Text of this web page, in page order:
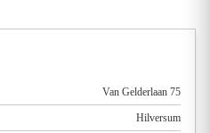
Van Gelderlaan 75
Hilversum